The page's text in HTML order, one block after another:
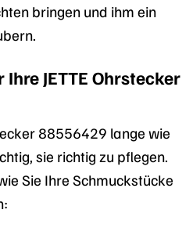
bringen und ihm ein
JETTE Ohrstecker
88556429 lange wie
sie richtig zu pflegen.
Sie Ihre Schmuckstücke